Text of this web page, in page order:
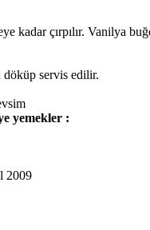
kadar çırpılır. Vanilya
döküp servis edilir.
yemekler :
2009